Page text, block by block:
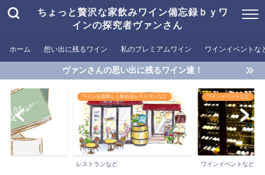
ちょっと贅沢な家飲みワイン備忘録ｂｙワ
インの探究者ヴァンさん
ホーム 想い出に残るワイン 私のプレミアムワイン ワインイベントな
ヴァンさんの思い出に残るワイン達！
インを美味しく飲めるレストランなど ワインイベントなど
ワインイベントなど
おすす
おすす